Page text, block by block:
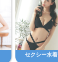
セクシー水着